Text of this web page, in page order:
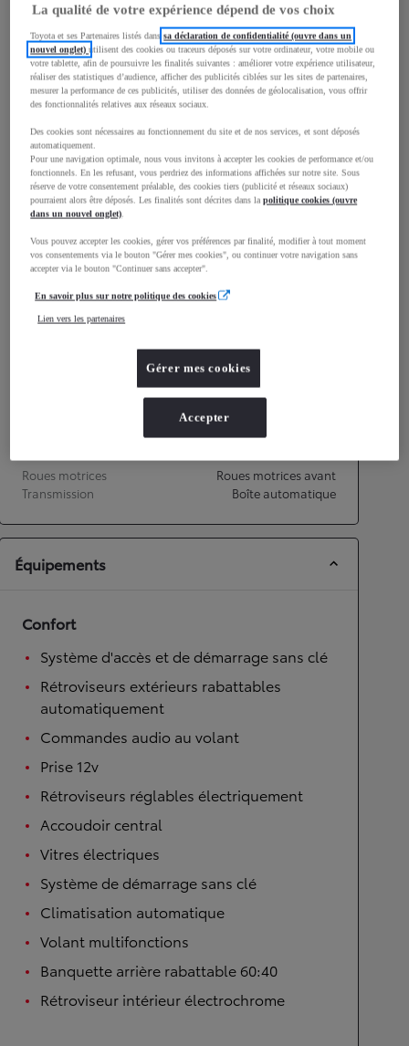
Longueur
4 197mm
Largeur
Consommation mixte
Consommation mixte 4,5L/100 km
Accélération 0-100km/h
11,2
Roues motrices
Roues motrices avant
Transmission
Boîte automatique
Équipements
Confort
Système d'accès et de démarrage sans clé
Rétroviseurs extérieurs rabattables
automatiquement
Commandes audio au volant
Prise 12v
Rétroviseurs réglables électriquement
Accoudoir central
Vitres électriques
Système de démarrage sans clé
Climatisation automatique
Volant multifonctions
Banquette arrière rabattable 60:40
Rétroviseur intérieur électrochrome
La qualité de votre expérience dépend de vos choix
Toyota et ses Partenaires listés danssa déclaration de confidentialité (ouvre dans un
nouvel onglet)utilisent des cookies ou traceurs déposés sur votre ordinateur, votre mobile ou
votre tablette, afin de poursuivre les finalités suivantes : améliorer votre expérience utilisateur,
réaliser des statistiques d’audience, afficher des publicités ciblées sur les sites de partenaires,
mesurer la performance de ces publicités, utiliser des données de géolocalisation, vous offrir
des fonctionnalités relatives aux réseaux sociaux.
Des cookies sont nécessaires au fonctionnement du site et de nos services, et sont déposés
automatiquement.
Pour une navigation optimale, nous vous invitons à accepter les cookies de performance et/ou
fonctionnels. En les refusant, vous perdriez des informations affichées sur notre site. Sous
réserve de votre consentement préalable, des cookies tiers (publicité et réseaux sociaux)
pourraient alors être déposés. Les finalités sont décrites dans lapolitique cookies (ouvre
dans un nouvel onglet)
Vous pouvez accepter les cookies, gérer vos préférences par finalité, modifier à tout moment
vos consentements via le bouton "Gérer mes cookies", ou continuer votre navigation sans
accepter via le bouton "Continuer sans accepter".
En savoir plus sur notre politique des cookies
Lien vers les partenaires
Gérer mes cookies
Accepter